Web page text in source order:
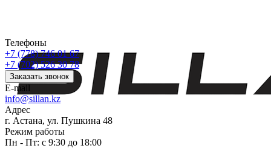
Телефоны
+7 (778) 746 01 67
+7 (702) 526 30 78
Заказать звонок
E-mail
info@sillan.kz
Адрес
г. Астана, ул. Пушкина 48
Режим работы
Пн - Пт: с 9:30 до 18:00